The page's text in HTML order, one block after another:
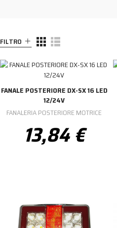
FILTRO
FANALE POSTERIORE DX-SX 16 LED
12/24V
FANALERIA POSTERIORE MOTRICE
13,84 €